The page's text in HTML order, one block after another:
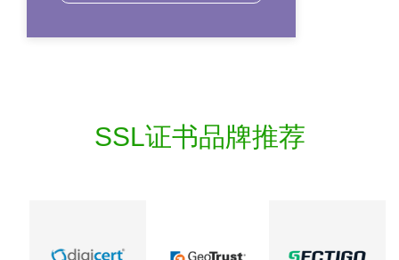
SSL证书品牌推荐